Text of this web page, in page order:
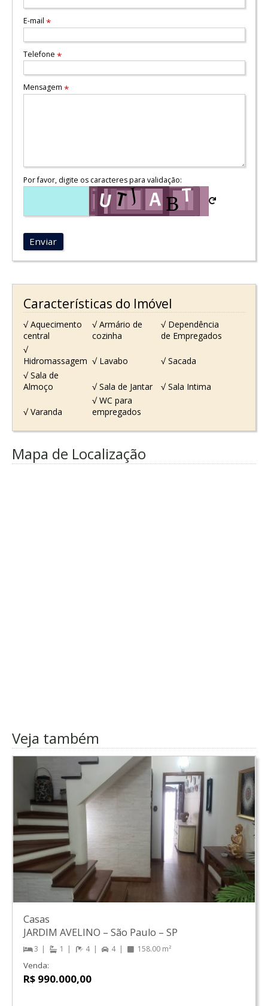
E-mail *
Telefone *
Mensagem *
Por favor, digite os caracteres para validação:
Enviar
Características do Imóvel
√ Aquecimento
central
√ Armário de
cozinha
√ Dependência
de Empregados
√
Hidromassagem √ Lavabo
√ Sacada
√ Sala de
Almoço
√ Sala de Jantar √ Sala Intima
√ Varanda
√ WC para
empregados
Mapa de Localização
Veja também
Casas
JARDIM AVELINO – São Paulo – SP
3 1 4 4 158.00 m²
Venda:
R$ 990.000,00